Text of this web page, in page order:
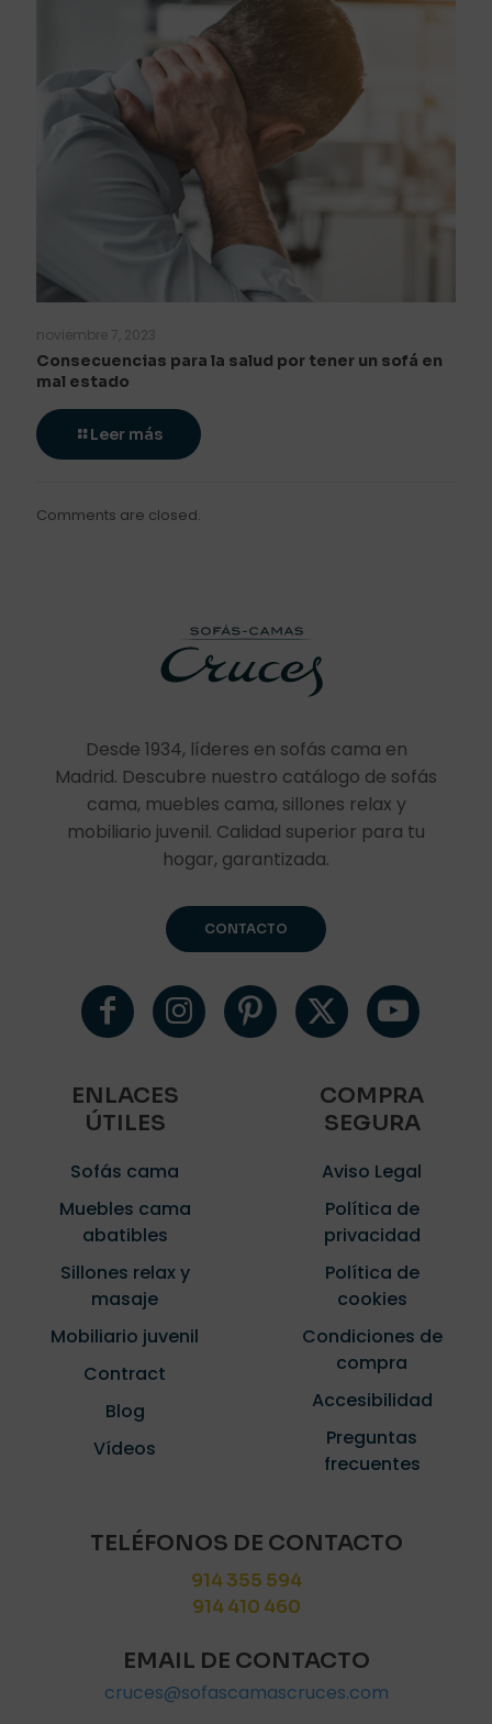
noviembre 7, 2023
Consecuencias para la salud por tener un sofá en
mal estado
Leer más
Comments are closed.
Desde 1934, líderes en sofás cama en
Madrid. Descubre nuestro catálogo de sofás
cama, muebles cama, sillones relax y
mobiliario juvenil. Calidad superior para tu
hogar, garantizada.
CONTACTO
ENLACES
ÚTILES
Sofás cama
Muebles cama
abatibles
Sillones relax y
masaje
Mobiliario juvenil
Contract
Blog
Vídeos
COMPRA
SEGURA
Aviso Legal
Política de
privacidad
Política de
cookies
Condiciones de
compra
Accesibilidad
Preguntas
frecuentes
TELÉFONOS DE CONTACTO
914 355 594
914 410 460
EMAIL DE CONTACTO
cruces@sofascamascruces.com